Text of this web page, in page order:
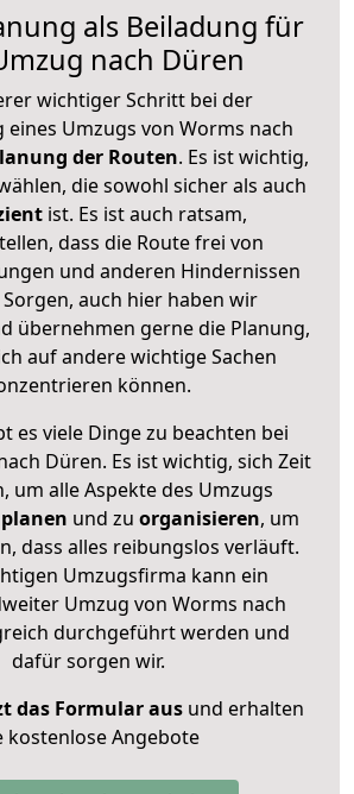
als Beiladung für
nach Düren
wichtiger Schritt bei der
Umzugs von Worms nach
der Routen. Es ist wichtig,
die sowohl sicher als auch
ist. Es ist auch ratsam,
dass die Route frei von
und anderen Hindernissen
Sorgen, auch hier haben wir
übernehmen gerne die Planung,
auf andere wichtige Sachen
können.
es viele Dinge zu beachten bei
Düren. Es ist wichtig, sich Zeit
um alle Aspekte des Umzugs
planen und zu organisieren, um
dass alles reibungslos verläuft.
Umzugsfirma kann ein
Umzug von Worms nach
durchgeführt werden und
dafür sorgen wir.
das Formular ausund erhalten
kostenlose Angebote